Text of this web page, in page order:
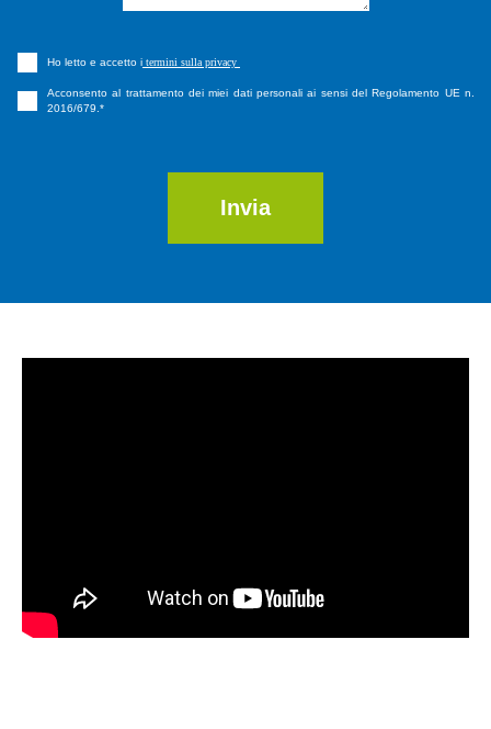
Ho letto e accetto i termini sulla privacy
Acconsento al trattamento dei miei dati personali ai sensi del Regolamento UE n.
2016/679.*